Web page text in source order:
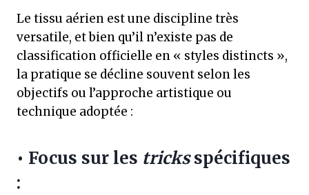
Le tissu aérien est une discipline très
versatile, et bien qu’il n’existe pas de
classification officielle en « styles distincts »,
la pratique se décline souvent selon les
objectifs ou l’approche artistique ou
technique adoptée :
• Focus sur les tricksspécifiques
: